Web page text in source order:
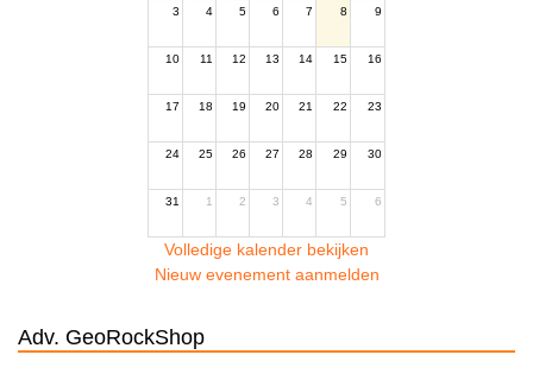
3 4 5 6 7 8 9
10 11 12 13 14 15 16
17 18 19 20 21 22 23
24 25 26 27 28 29 30
31 1 2 3 4 5 6
Volledige kalender bekijken
Nieuw evenement aanmelden
Adv. GeoRockShop